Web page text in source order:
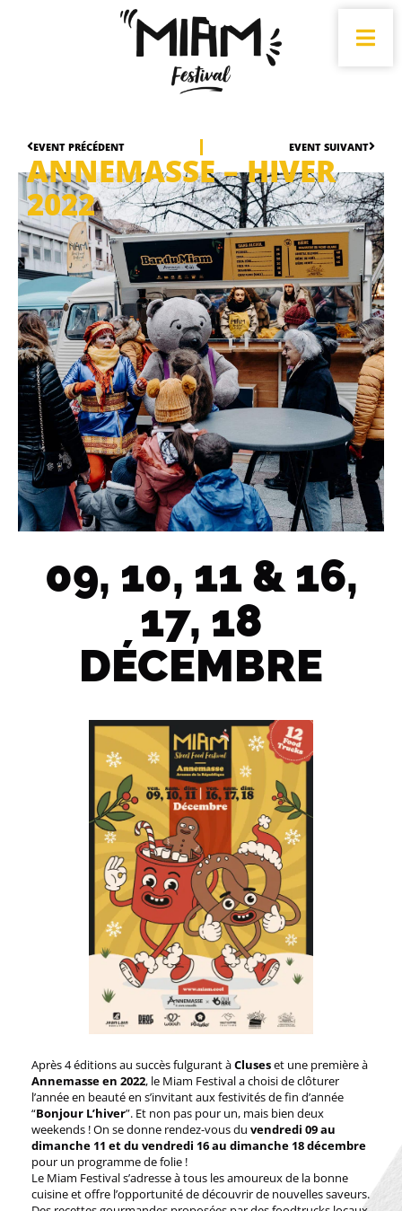
EVENT PRÉCÉDENT EVENT SUIVANT
ANNEMASSE – HIVER
2022
09, 10, 11 & 16,
17, 18
DÉCEMBRE
Après 4 éditions au succès fulgurant àCluseset une première à
Annemasse en 2022, le Miam Festival a choisi de clôturer
l’année en beauté en s’invitant aux festivités de fin d’année
“Bonjour L’hiver”. Et non pas pour un, mais bien deux
weekends ! On se donne rendez-vous du vendredi 09 au
dimanche 11 et du vendredi 16 au dimanche 18 décembre
pour un programme de folie !
Le Miam Festival s’adresse à tous les amoureux de la bonne
cuisine et offre l’opportunité de découvrir de nouvelles saveurs.